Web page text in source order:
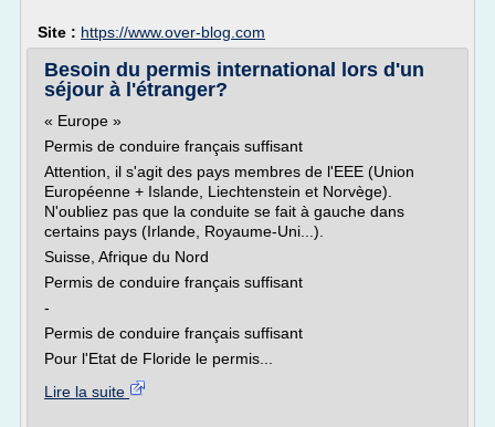
Site : https://www.over-blog.com
Besoin du permis international lors d'un
séjour à l'étranger?
« Europe »
Permis de conduire français suffisant
Attention, il s'agit des pays membres de l'EEE (Union
Européenne + Islande, Liechtenstein et Norvège).
N'oubliez pas que la conduite se fait à gauche dans
certains pays (Irlande, Royaume-Uni...).
Suisse, Afrique du Nord
Permis de conduire français suffisant
-
Permis de conduire français suffisant
Pour l'Etat de Floride le permis...
Lire la suite